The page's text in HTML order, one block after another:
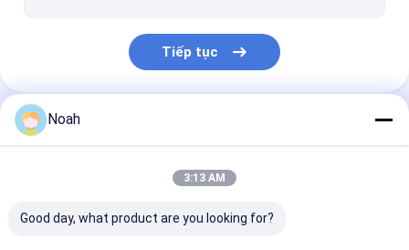
Tiếp tục
Danh Mục Của Chúng Tôi
Noah
3:13 AM
Good day, what product are you looking for?